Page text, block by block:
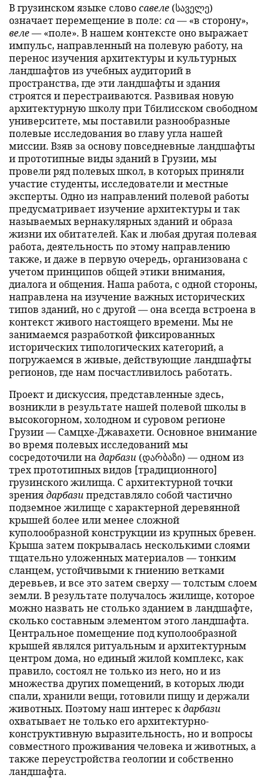
В грузинском языке словосавеле (საველე)
означает перемещение в поле: са— «в сторону»,
веле— «поле». В нашем контексте оно выражает
импульс, направленный на полевую работу, на
перенос изучения архитектуры и культурных
ландшафтов из учебных аудиторий в
пространства, где эти ландшафты и здания
строятся и перестраиваются. Развивая новую
архитектурную школу при Тбилисском свободном
университете, мы поставили разнообразные
полевые исследования во главу угла нашей
миссии. Взяв за основу повседневные ландшафты
и прототипные виды зданий в Грузии, мы
провели ряд полевых школ, в которых приняли
участие студенты, исследователи и местные
эксперты. Одно из направлений полевой работы
предусматривает изучение архитектуры и так
называемых вернакулярных зданий и образа
жизни их обитателей. Как и любая другая полевая
работа, деятельность по этому направлению
также, и даже в первую очередь, организована с
учетом принципов общей этики внимания,
диалога и общения. Наша работа, с одной стороны,
направлена на изучение важных исторических
типов зданий, но с другой — она всегда встроена в
контекст живого настоящего времени. Мы не
занимаемся разработкой фиксированных
исторических типологических категорий, а
погружаемся в живые, действующие ландшафты
регионов, где нам посчастливилось работать.
Проект и дискуссия, представленные здесь,
возникли в результате нашей полевой школы в
высокогорном, холодном и суровом регионе
Грузии — Самцхе-Джавахети. Основное внимание
во время полевых исследований мы
сосредоточили на дарбази (დარბაზი) — одном из
трех прототипных видов [традиционного]
грузинского жилища. С архитектурной точки
зрениядарбази представляло собой частично
подземное жилище с характерной деревянной
крышей более или менее сложной
куполообразной конструкции из крупных бревен.
Крыша затем покрывалась несколькими слоями
тщательно уложенных материалов — тонким
сланцем, устойчивыми к гниению ветками
деревьев, и все это затем сверху — толстым слоем
земли. В результате получалось жилище, которое
можно назвать не столько зданием в ландшафте,
сколько составным элементом этого ландшафта.
Центральное помещение под куполообразной
крышей являлся ритуальным и архитектурным
центром дома, но единый жилой комплекс, как
правило, состоял не только из него, но и из
множества других помещений, в которых люди
спали, хранили вещи, готовили пищу и держали
животных. Поэтому наш интерес кдарбази
охватывает не только его архитектурно-
конструктивную выразительность, но и вопросы
совместного проживания человека и животных, а
также переустройства геологии и собственно
ландшафта.